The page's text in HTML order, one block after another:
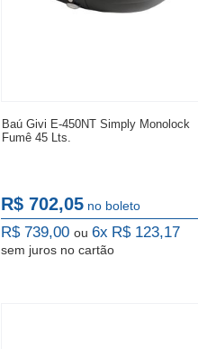
Baú Givi E-450NT Simply Monolock
Fumê 45 Lts.
R$ 702,05 no boleto
R$ 739,00 ou 6x R$ 123,17
sem juros no cartão